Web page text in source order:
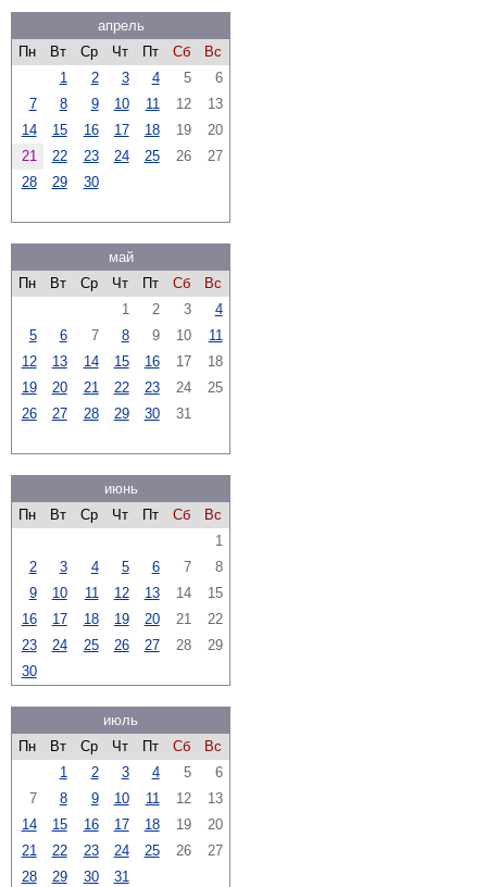
апрель
Пн
Вт Ср Чт Пт Сб
Вс
1
2 3 4 5
6
7
8 9 10 11 12
13
14
15 16 17 18 19
20
21
22 23 24 25 26
27
28
29 30
май
Пн
Вт Ср Чт Пт Сб
Вс
1
2 3
4
5
6 7 8 9 10
11
12
13 14 15 16 17
18
19
20 21 22 23 24
25
26
27 28 29 30 31
июнь
Пн
Вт Ср Чт Пт Сб
Вс
1
2
3 4 5 6 7
8
9
10 11 12 13 14
15
16
17 18 19 20 21
22
23
24 25 26 27 28
29
30
июль
Пн
Вт Ср Чт Пт Сб
Вс
1
2 3 4 5
6
7
8 9 10 11 12
13
14
15 16 17 18 19
20
21
22 23 24 25 26
27
28
29 30 31